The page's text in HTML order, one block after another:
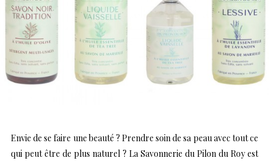
Envie de se faire une beauté ? Prendre soin de sa peau avec tout ce
qui peut être de plus naturel ? La Savonnerie du Pilon du Roy est